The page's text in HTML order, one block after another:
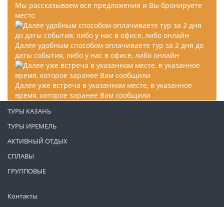
Мы рассказываем все предложения и Вы бронируете
место
Далее удобным способом оплачиваете тур за 2 дня до
даты события, либо у нас в офисе, либо онлайн
Далее уже встреча в указанном месте, в указанное
время, которое заранее Вам сообщили
Контакты
ТУРЫ КАЗАНЬ
ТУРЫ ИРЕМЕЛЬ
АКТИВНЫЙ ОТДЫХ
СПЛАВЫ
ГРУППОВЫЕ